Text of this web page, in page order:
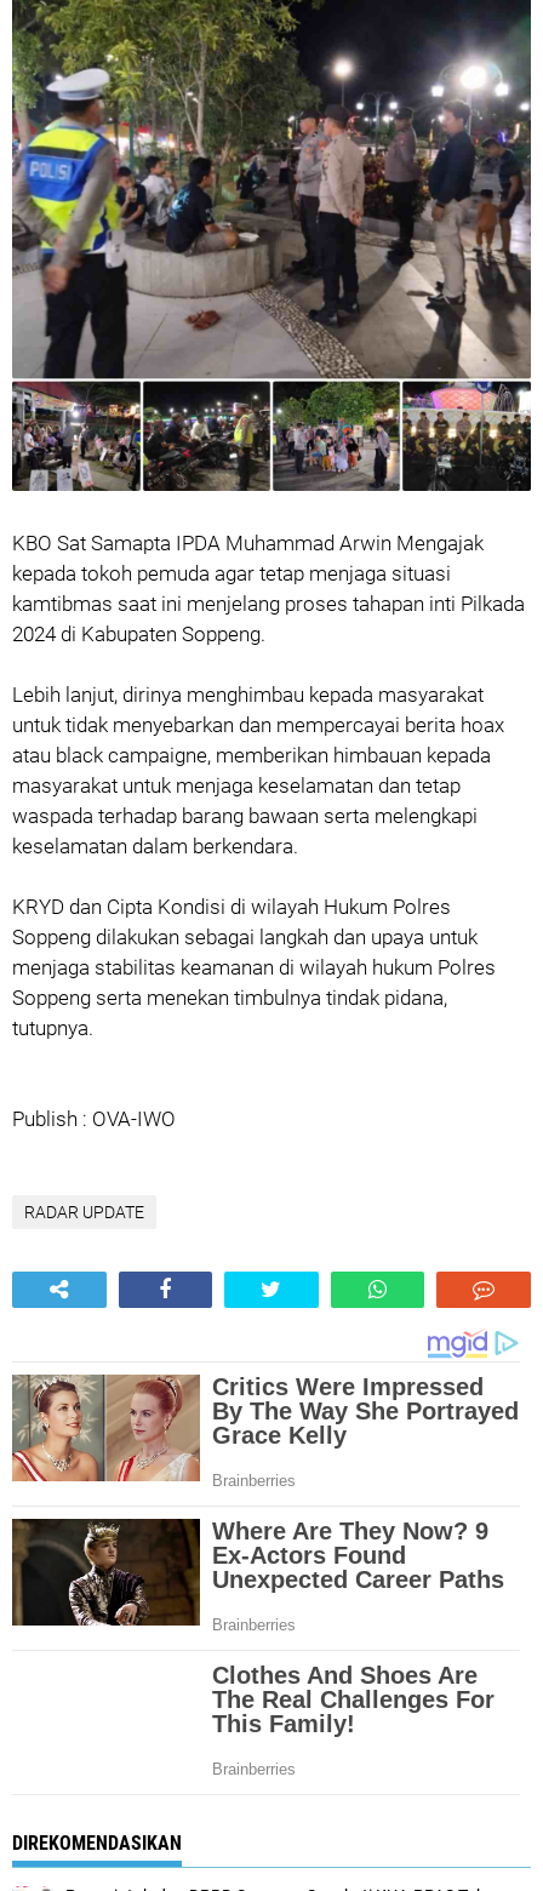
KBO Sat Samapta IPDA Muhammad Arwin Mengajak
kepada tokoh pemuda agar tetap menjaga situasi
kamtibmas saat ini menjelang proses tahapan inti Pilkada
2024 di Kabupaten Soppeng.
Lebih lanjut, dirinya menghimbau kepada masyarakat
untuk tidak menyebarkan dan mempercayai berita hoax
atau black campaigne, memberikan himbauan kepada
masyarakat untuk menjaga keselamatan dan tetap
waspada terhadap barang bawaan serta melengkapi
keselamatan dalam berkendara.
KRYD dan Cipta Kondisi di wilayah Hukum Polres
Soppeng dilakukan sebagai langkah dan upaya untuk
menjaga stabilitas keamanan di wilayah hukum Polres
Soppeng serta menekan timbulnya tindak pidana,
tutupnya.
Publish : OVA-IWO
RADAR UPDATE
DIREKOMENDASIKAN